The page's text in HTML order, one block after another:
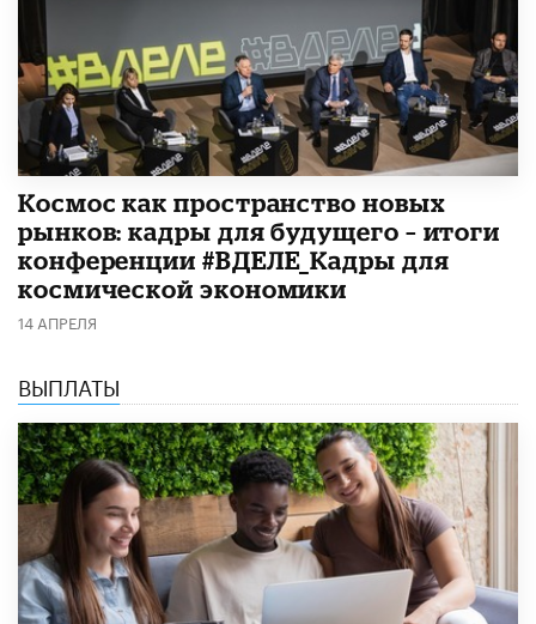
Космос как пространство новых
рынков: кадры для будущего – итоги
конференции #ВДЕЛЕ_Кадры для
космической экономики
14 АПРЕЛЯ
ВЫПЛАТЫ